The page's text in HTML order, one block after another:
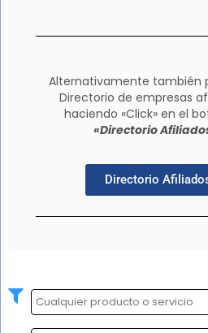
Alternativamente también
Directorio de empresas
haciendo «Click» en el
«Directorio
Directorio